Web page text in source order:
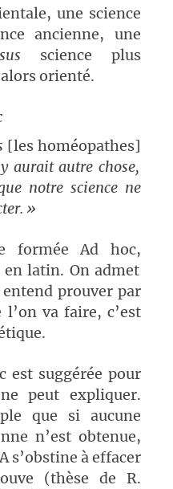
une science
ancienne, une
science plus
orienté.
[les homéopathes]
aurait autre chose,
notre science ne
»
formée Ad hoc,
en latin. On admet
prouver par
va faire, c’est
est suggérée pour
peut expliquer.
que si aucune
n’est obtenue,
s’obstine à effacer
(thèse de R.